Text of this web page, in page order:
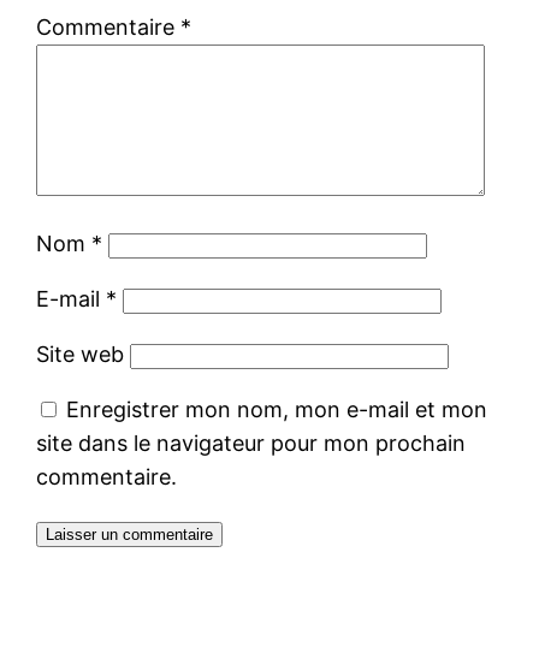
Commentaire *
Nom *
E-mail *
Site web
Enregistrer mon nom, mon e-mail et mon
site dans le navigateur pour mon prochain
commentaire.